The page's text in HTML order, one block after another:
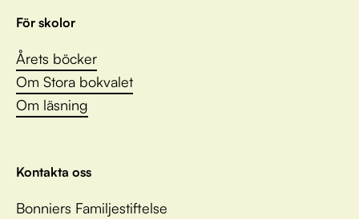
För skolor
Årets böcker
Om Stora bokvalet
Om läsning
Kontakta oss
Bonniers Familjestiftelse